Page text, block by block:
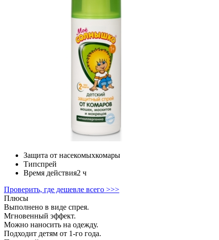
Защита от насекомыхкомары
Типспрей
Время действия2 ч
Проверить, где дешевле всего >>>
Плюсы
Выполнено в виде спрея.
Мгновенный эффект.
Можно наносить на одежду.
Подходит детям от 1-го года.